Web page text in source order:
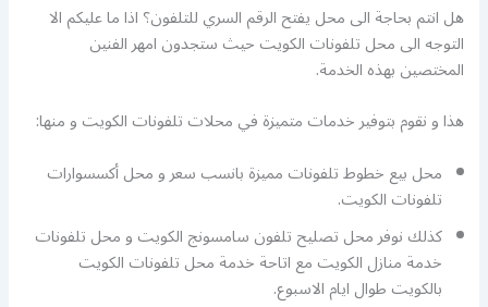
هل انتم بحاجة الى محل يفتح الرقم السري للتلفون؟ اذا ما عليكم الا
التوجه الى محل تلفونات الكويت حيث ستجدون امهر الفنين
المختصين بهذه الخدمة.
هذا و نقوم بتوفير خدمات متميزة في محلات تلفونات الكويت و منها:
محل بيع خطوط تلفونات مميزة بانسب سعر و محل أكسسوارات
تلفونات الكويت.
كذلك نوفر محل تصليح تلفون سامسونج الكويت و محل تلفونات
خدمة منازل الكويت مع اتاحة خدمة محل تلفونات الكويت
بالكويت طوال ايام الاسبوع.